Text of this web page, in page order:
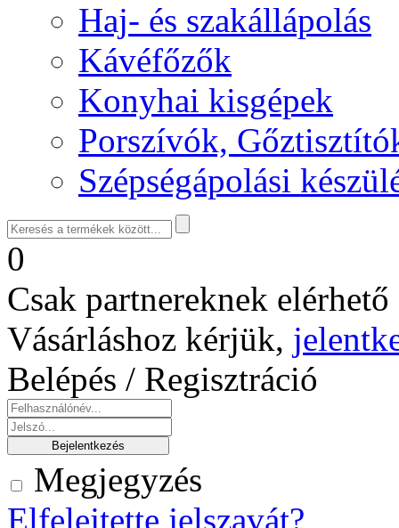
Haj- és szakállápolás
Kávéfőzők
Konyhai kisgépek
Porszívók,
Szépségápolási
0
Csak partnereknek
Vásárláshoz kérjük,
Belépés / Regisztráció
Megjegyzés
Elfelejtette jelszavát?